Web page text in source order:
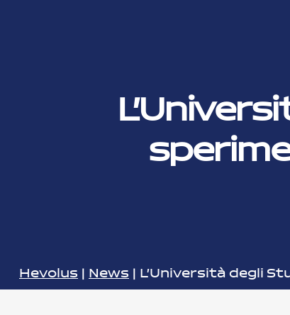
Hevolus News L’Università degli